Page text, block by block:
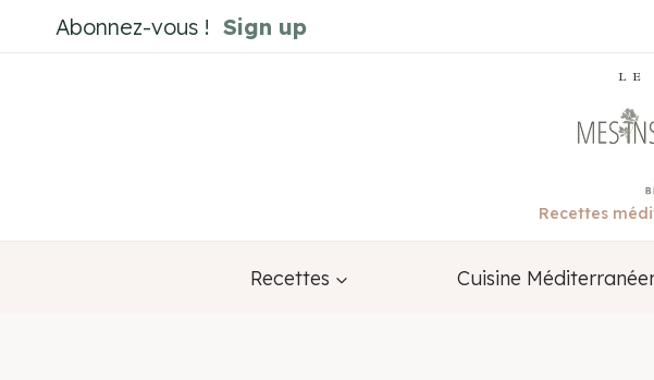
au
Abonnez-vous ! Sign up
LE
Recettes
Recettes Cuisine